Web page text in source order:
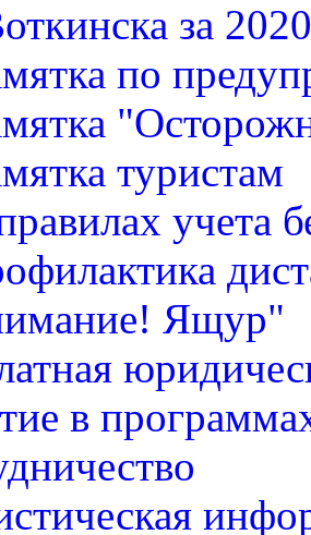
за
по
туристам
учета
Ящур"
в